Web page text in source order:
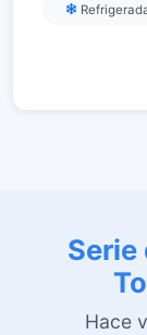
Serie
Hace